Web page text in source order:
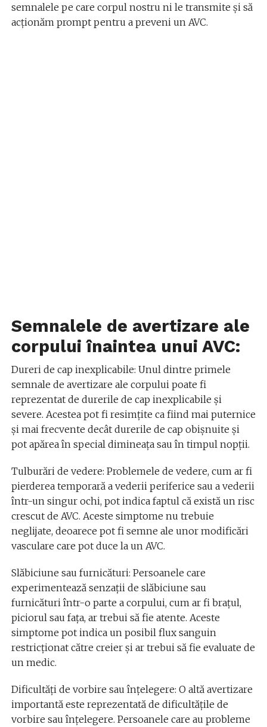
semnalele pe care corpul nostru ni le transmite și să
acționăm prompt pentru a preveni un AVC.
Semnalele de avertizare ale
corpului înaintea unui AVC:
Dureri de cap inexplicabile: Unul dintre primele
semnale de avertizare ale corpului poate fi
reprezentat de durerile de cap inexplicabile și
severe. Acestea pot fi resimțite ca fiind mai puternice
și mai frecvente decât durerile de cap obișnuite și
pot apărea în special dimineața sau în timpul nopții.
Tulburări de vedere: Problemele de vedere, cum ar fi
pierderea temporară a vederii periferice sau a vederii
într-un singur ochi, pot indica faptul că există un risc
crescut de AVC. Aceste simptome nu trebuie
neglijate, deoarece pot fi semne ale unor modificări
vasculare care pot duce la un AVC.
Slăbiciune sau furnicături: Persoanele care
experimentează senzații de slăbiciune sau
furnicături într-o parte a corpului, cum ar fi brațul,
piciorul sau fața, ar trebui să fie atente. Aceste
simptome pot indica un posibil flux sanguin
restricționat către creier și ar trebui să fie evaluate de
un medic.
Dificultăți de vorbire sau înțelegere: O altă avertizare
importantă este reprezentată de dificultățile de
vorbire sau înțelegere. Persoanele care au probleme